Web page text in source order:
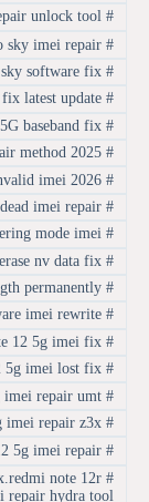
#
poco m6 pro sky imei repair unlock tool
#poco m6 pro sky imei repair بدون انترنت
#
poco m6 pro sky software fix
#
redmi imei fix latest update
#
Redmi Note 12 5G baseband fix
#
redmi note 12 5g best imei repair method 2025
#
redmi note 12 5g best solution for invalid imei 2026
#
redmi note 12 5g dead imei repair
#
redmi note 12 5g engineering mode imei
#
redmi note 12 5g erase nv data fix
#
redmi note 12 5g fix signal strength permanently
#
redmi note 12 5g hardware imei rewrite
#
redmi note 12 5g imei fix
#
redmi note 12 5g imei lost fix
#
redmi note 12 5g imei repair umt
#
redmi note 12 5g imei repair z3x
#redmi note 12 5g imei repair بدون روت ولا انلوك
#
note 12r
repair hydra tool